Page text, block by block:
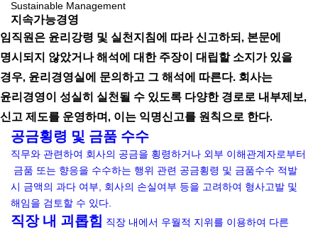
Sustainable Management
지속가능경영
임직원은 윤리강령 및 실천지침에 따라 신고하되, 본문에
명시되지 않았거나 해석에 대한 주장이 대립할 소지가 있을
경우, 윤리경영실에 문의하고 그 해석에 따른다. 회사는
윤리경영이 성실히 실천될 수 있도록 다양한 경로로 내부제보,
신고 제도를 운영하며, 이는 익명신고를 원칙으로 한다.
공금횡령 및 금품 수수
직무와 관련하여 회사의 공금을 횡령하거나 외부 이해관계자로부터
금품 또는 향응을 수수하는 행위 관련 공금횡령 및 금품수수 적발
시 금액의 과다 여부, 회사의 손실여부 등을 고려하여 형사고발 및
해임을 검토할 수 있다.
직장 내 괴롭힘 직장 내에서 우월적 지위를 이용하여 다른